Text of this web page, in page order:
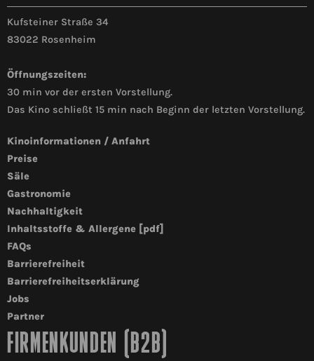
Kufsteiner Straße 34
83022 Rosenheim
Öffnungszeiten:
30 min vor der ersten Vorstellung.
Das Kino schließt 15 min nach Beginn der letzten Vorstellung.
Kinoinformationen / Anfahrt
Preise
Säle
Gastronomie
Nachhaltigkeit
Inhaltsstoffe & Allergene [pdf]
FAQs
Barrierefreiheit
Barrierefreiheitserklärung
Jobs
Partner
FIRMENKUNDEN (B2B)